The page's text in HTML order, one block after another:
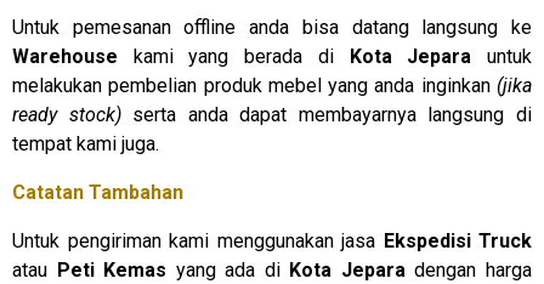
Untuk pemesanan offline anda bisa datang langsung ke
Warehouse kami yang berada di Kota Jepara untuk
melakukan pembelian produk mebel yang anda inginkan (jika
ready stock)serta anda dapat membayarnya langsung di
tempat kami juga.
Catatan Tambahan
Untuk pengiriman kami menggunakan jasa Ekspedisi Truck
atau Peti Kemas yang ada di Kota Jeparadengan harga